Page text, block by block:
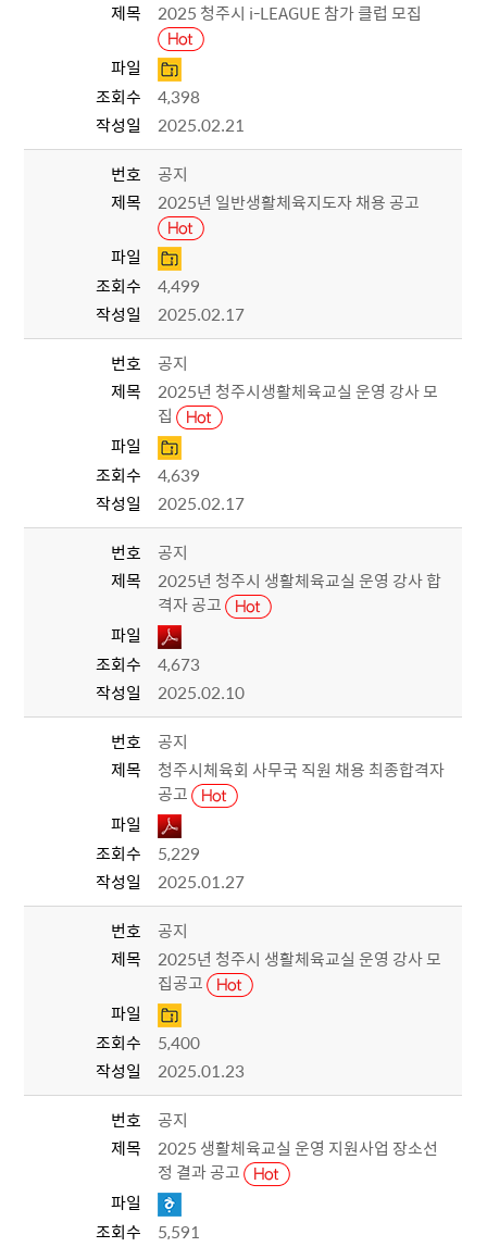
제목
2025 청주시 i-LEAGUE 참가 클럽 모집
파일
조회수
4,398
작성일
2025.02.21
번호
공지
제목
2025년 일반생활체육지도자 채용 공고
파일
조회수
4,499
작성일
2025.02.17
번호
공지
제목
2025년 청주시생활체육교실 운영 강사 모
집
파일
조회수
4,639
작성일
2025.02.17
번호
공지
제목
2025년 청주시 생활체육교실 운영 강사 합
격자 공고
파일
조회수
4,673
작성일
2025.02.10
번호
공지
제목
청주시체육회 사무국 직원 채용 최종합격자
공고
파일
조회수
5,229
작성일
2025.01.27
번호
공지
제목
2025년 청주시 생활체육교실 운영 강사 모
집공고
파일
조회수
5,400
작성일
2025.01.23
번호
공지
제목
2025 생활체육교실 운영 지원사업 장소선
정 결과 공고
파일
조회수
5,591